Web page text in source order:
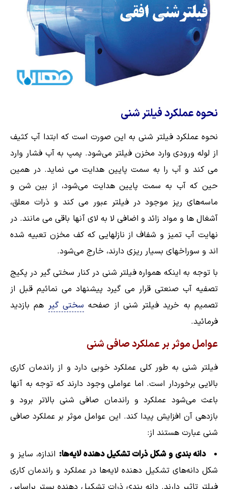
نحوه عملکرد فیلتر شنی
نحوه عملکرد فیلتر شنی به این صورت است که ابتدا آب کثیف
از لوله ورودی وارد مخزن فیلتر می‌شود. پمپ به آب فشار وارد
می کند و آب را به سمت پایین هدایت می نماید. در همین
حین که آب به سمت پایین هدایت می‌شود، از بین شن و
ماسه‌های ریز موجود در فیلتر عبور می کند و ذرات معلق،
آشغال ها و مواد زائد و اضافی لا به لای آنها باقی می مانند. در
نهایت آب تمیز و شفاف از نازلهایی که کف مخزن تعبیه شده
اند و سوراخهای بسیار ریزی دارند، خارج می‌شود.
با توجه به اینکه همواره فیلتر شنی در کنار سختی گیر در پکیج
تصفیه آب صنعتی قرار می گیرد پیشنهاد می نمائیم قبل از
تصمیم به خرید فیلتر شنی از صفحه سختی گیر هم بازدید
فرمائید.
عوامل موثر بر عملکرد صافی شنی
فیلتر شنی به طور کلی عملکرد خوبی دارد و از راندمان کاری
بالایی برخوردار است. اما عواملی وجود دارند که توجه به آنها
باعث می‌شود عملکرد و راندمان صافی شنی بالاتر برود و
بازدهی آن افزایش پیدا کند. این عوامل موثر بر عملکرد صافی
شنی عبارت هستند از:
دانه بندی و شکل ذرات تشکیل دهنده لایه‌ها: اندازه، سایز و
شکل دانه‌های تشکیل دهنده لایه‌ها در عملکرد و راندمان کاری